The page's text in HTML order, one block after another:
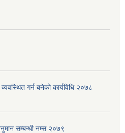
गर्न बनेको कार्यविधि २०७८
सम्बन्धी नम्स २०७९